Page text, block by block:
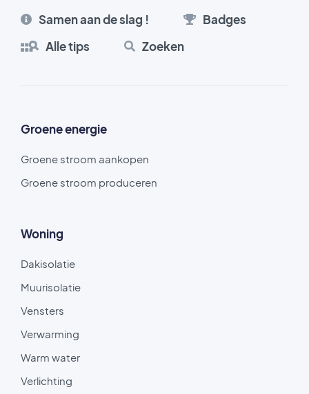
Samen aan de slag !
Badges
Alle tips
Zoeken
Groene energie
Groene stroom aankopen
Groene stroom produceren
Woning
Dakisolatie
Muurisolatie
Vensters
Verwarming
Warm water
Verlichting